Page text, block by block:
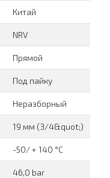
Китай
NRV
Прямой
Под пайку
Неразборный
19 мм (3/4&quot;)
-50/ + 140 °C
46,0 bar